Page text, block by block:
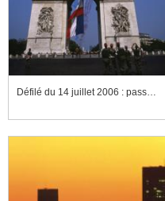
Défilé du 14 juillet 2006 : passage de la Patrouille de France au-dessus de l'Arc de Triomphe de l'Étoile